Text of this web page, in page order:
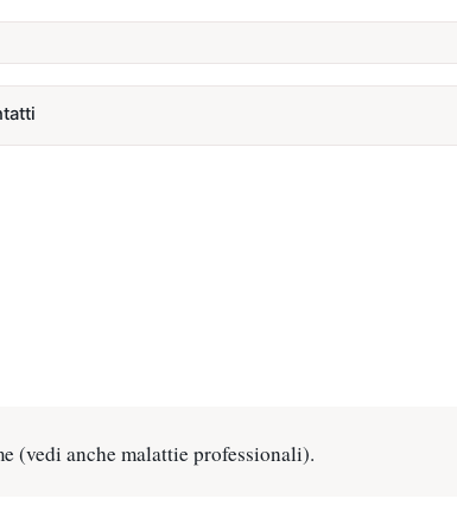
(vedi anche malattie professionali).